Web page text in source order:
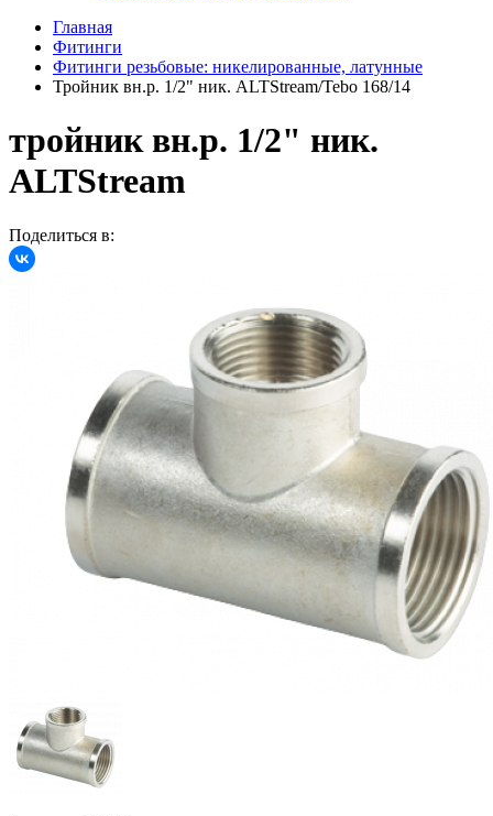
Главная
Фитинги
Фитинги резьбовые: никелированные, латунные
Тройник вн.р. 1/2" ник. ALTStream/Tebo 168/14
тройник вн.р. 1/2" ник.
ALTStream
Поделиться в: